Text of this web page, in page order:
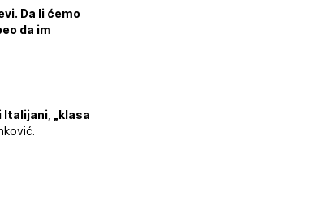
Da li ćemo
da im
Italijani, „klasa